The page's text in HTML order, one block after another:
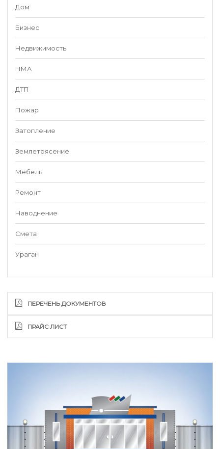
Дом
Бизнес
Недвижимость
НМА
ДТП
Пожар
Затопление
Землетрясение
Мебель
Ремонт
Наводнение
Смета
Ураган
ПЕРЕЧЕНЬ ДОКУМЕНТОВ
ПРАЙС ЛИСТ